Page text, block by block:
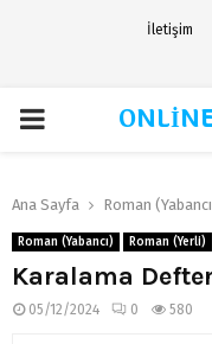
İletişim
PRIMARY
Ana Sayfa Roman
Roman (Yabancı) Roman (Yerli)
Karalama
05/12/2024 0 580